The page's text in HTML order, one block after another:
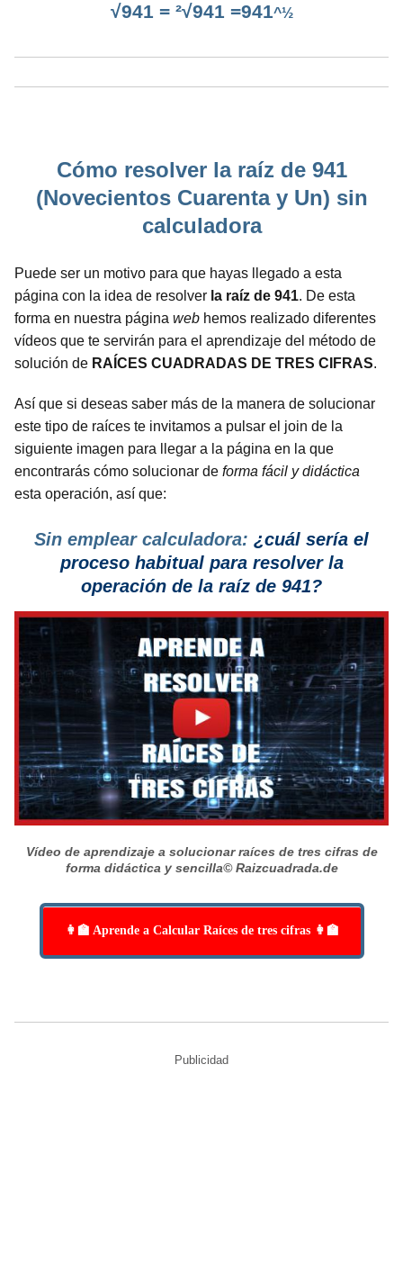
√941 = ²√941 =941^½
Cómo resolver la raíz de 941
(Novecientos Cuarenta y Un) sin
calculadora
Puede ser un motivo para que hayas llegado a esta
página con la idea de resolver la raíz de 941. De esta
forma en nuestra página web hemos realizado diferentes
vídeos que te servirán para el aprendizaje del método de
solución de RAÍCES CUADRADAS DE TRES CIFRAS.
Así que si deseas saber más de la manera de solucionar
este tipo de raíces te invitamos a pulsar el join de la
siguiente imagen para llegar a la página en la que
encontrarás cómo solucionar de forma fácil y didáctica
esta operación, así que:
Sin emplear calculadora: ¿cuál sería el
proceso habitual para resolver la
operación de la raíz de 941?
Vídeo de aprendizaje a solucionar raíces de tres cifras de
forma didáctica y sencilla© Raizcuadrada.de
👩‍🏫 Aprende a Calcular Raíces de tres cifras 👩‍🏫
Publicidad